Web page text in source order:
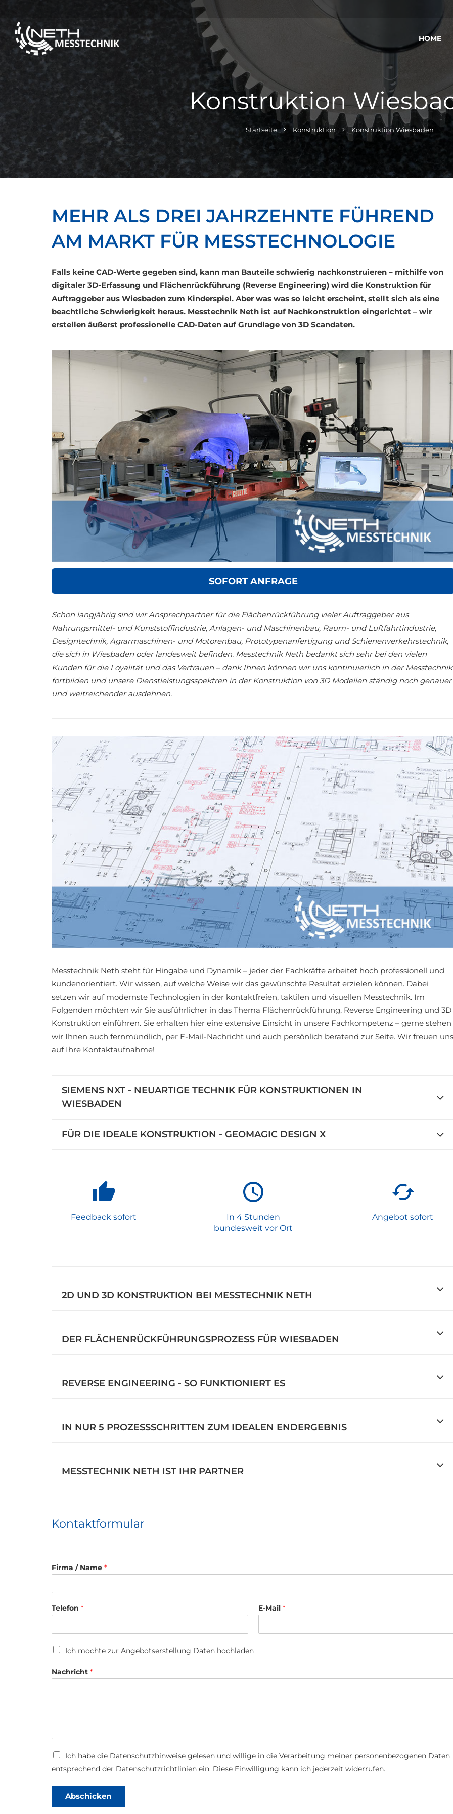
HOME
Konstruktion
Startseite Konstruktion Konstruktion Wiesbaden
MEHR ALS DREI JAHRZEHNTE FÜHREND
AM MARKT FÜR MESSTECHNOLOGIE
Falls keine CAD-Werte gegeben sind, kann man Bauteile schwierig nachkonstruieren – mithilfe von
digitaler 3D-Erfassung und Flächenrückführung (Reverse Engineering) wird die Konstruktion für
Auftraggeber aus Wiesbaden zum Kinderspiel. Aber was was so leicht erscheint, stellt sich als eine
beachtliche Schwierigkeit heraus. Messtechnik Neth ist auf Nachkonstruktion eingerichtet – wir
erstellen äußerst professionelle CAD-Daten auf Grundlage von 3D Scandaten.
SOFORT ANFRAGE
Schon langjährig sind wir Ansprechpartner für die Flächenrückführung vieler Auftraggeber aus
Nahrungsmittel- und Kunststoffindustrie, Anlagen- und Maschinenbau, Raum- und Luftfahrtindustrie,
Designtechnik, Agrarmaschinen- und Motorenbau, Prototypenanfertigung und Schienenverkehrstechnik,
die sich in Wiesbaden oder landesweit befinden. Messtechnik Neth bedankt sich sehr bei den vielen
Kunden für die Loyalität und das Vertrauen – dank Ihnen können wir uns kontinuierlich in der Messtechnik
fortbilden und unsere Dienstleistungsspektren in der Konstruktion von 3D Modellen ständig noch genauer
und weitreichender ausdehnen.
Messtechnik Neth steht für Hingabe und Dynamik – jeder der Fachkräfte arbeitet hoch professionell und
kundenorientiert. Wir wissen, auf welche Weise wir das gewünschte Resultat erzielen können. Dabei
setzen wir auf modernste Technologien in der kontaktfreien, taktilen und visuellen Messtechnik. Im
Folgenden möchten wir Sie ausführlicher in das Thema Flächenrückführung, Reverse Engineering und 3D
Konstruktion einführen. Sie erhalten hier eine extensive Einsicht in unsere Fachkompetenz – gerne stehen
wir Ihnen auch fernmündlich, per E-Mail-Nachricht und auch persönlich beratend zur Seite. Wir freuen uns
auf Ihre Kontaktaufnahme!
SIEMENS NXT - NEUARTIGE TECHNIK FÜR KONSTRUKTIONEN IN
WIESBADEN
FÜR DIE IDEALE KONSTRUKTION - GEOMAGIC DESIGN X
Feedback sofort
In 4 Stunden
bundesweit vor Ort
Angebot sofort
2D UND 3D KONSTRUKTION BEI MESSTECHNIK NETH
DER FLÄCHENRÜCKFÜHRUNGSPROZESS FÜR WIESBADEN
REVERSE ENGINEERING - SO FUNKTIONIERT ES
IN NUR 5 PROZESSSCHRITTEN ZUM IDEALEN ENDERGEBNIS
MESSTECHNIK NETH IST IHR PARTNER
Kontaktformular
Firma / Name *
Telefon * E-Mail *
U
o
Ich möchte zur Angebotserstellung Daten hochladen
Nachricht *
e
l
f
D
t
c
Ich habe die Datenschutzhinweise gelesen und willige in die Verarbeitung meiner personenbezogenen Daten
entsprechend der Datenschutzrichtlinien ein. Diese Einwilligung kann ich jederzeit widerrufen.
Abschicken